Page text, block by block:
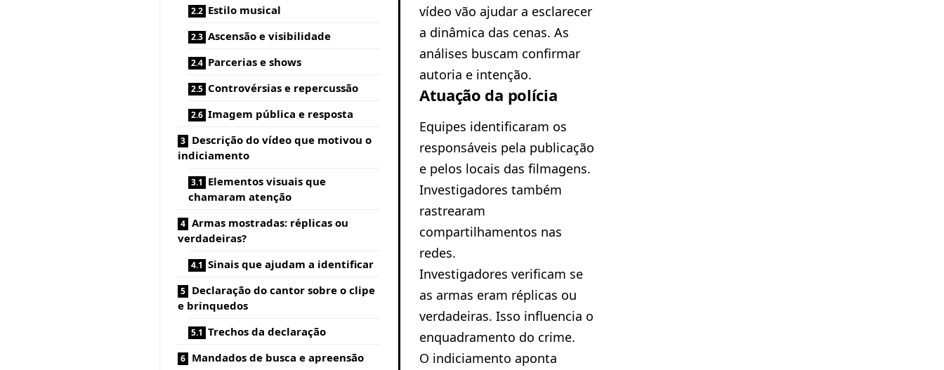
Estilo musical
Ascensão e visibilidade
Parcerias e shows
Controvérsias e repercussão
Imagem pública e resposta
Descrição do vídeo que motivou o
indiciamento
Elementos visuais que
chamaram atenção
Armas mostradas: réplicas ou
verdadeiras?
Sinais que ajudam a identificar
Declaração do cantor sobre o clipe
e brinquedos
Trechos da declaração
Mandados de busca e apreensão
vídeo vão ajudar a esclarecer
a dinâmica das cenas. As
análises buscam confirmar
autoria e intenção.
Atuação da polícia
Equipes identificaram os
responsáveis pela publicação
e pelos locais das filmagens.
Investigadores também
rastrearam
compartilhamentos nas
redes.
Investigadores verificam se
as armas eram réplicas ou
verdadeiras. Isso influencia o
enquadramento do crime.
O indiciamento aponta